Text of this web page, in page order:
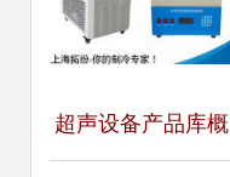
超声设备产品库概